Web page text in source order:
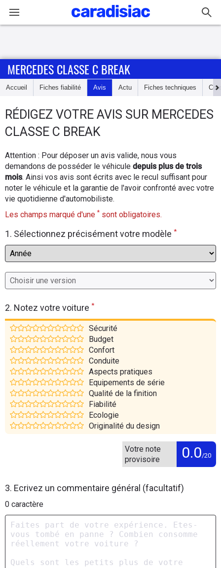
Accueil
Essais
d'achat
Electriques
Flottes
Auto
Moto
Marques
MERCEDES CLASSE C BREAK
Accueil Fiches fiabilité Avis Actu Fiches techniques
RÉDIGEZ VOTRE AVIS SUR MERCEDES
CLASSE C BREAK
Attention : Pour déposer un avis valide, nous vous
demandons de posséder le véhicule depuis plus de trois
mois. Ainsi vos avis sont écrits avec le recul suffisant pour
noter le véhicule et la garantie de l'avoir confronté avec votre
vie quotidienne d'automobiliste.
Les champs marqué d'une * sont obligatoires.
1. Sélectionnez précisément votre modèle *
2. Notez votre voiture *
Sécurité
Budget
Confort
Conduite
Aspects pratiques
Equipements de série
Qualité de la finition
Fiabilité
Ecologie
Originalité du design
Votre note
provisoire
0.0/20
3. Ecrivez un commentaire général (facultatif)
0 caractère